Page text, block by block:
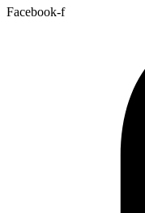
Facebook-f